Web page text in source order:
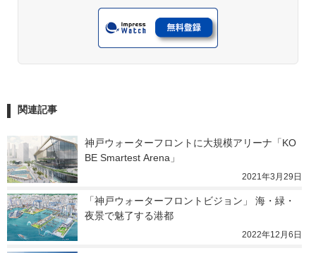
関連記事
神戸ウォーターフロントに大規模アリーナ「KO
BE Smartest Arena」
2021年3月29日
「神戸ウォーターフロントビジョン」 海・緑・
夜景で魅了する港都
2022年12月6日